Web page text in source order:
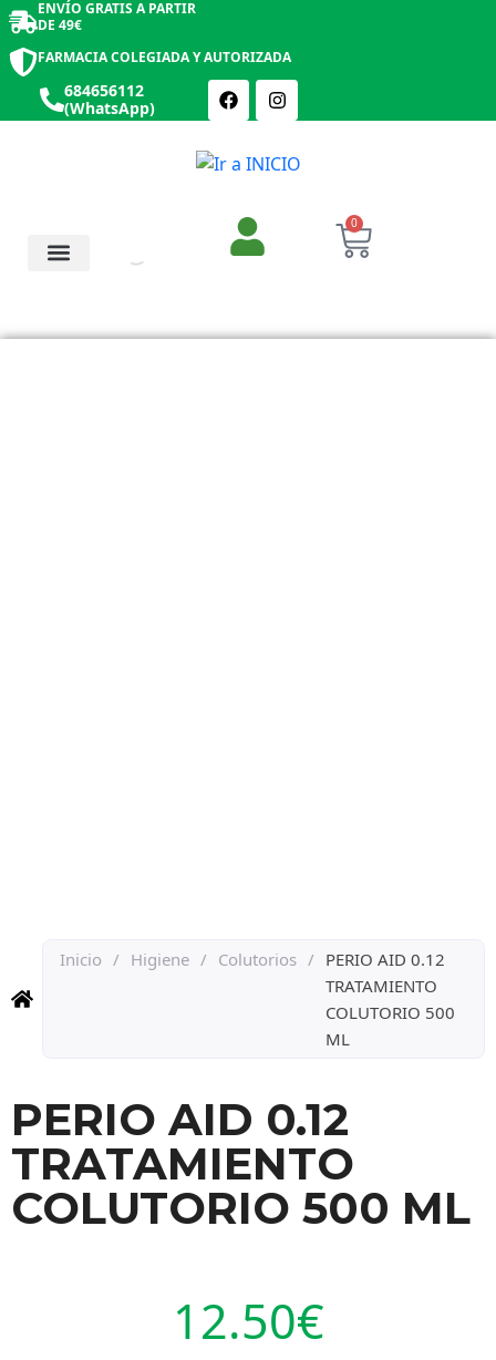
ENVÍO GRATIS A PARTIR
DE 49€
FARMACIA COLEGIADA Y AUTORIZADA
684656112
(WhatsApp)
0
Inicio / Higiene / Colutorios / PERIO AID 0.12
TRATAMIENTO
COLUTORIO 500
ML
PERIO AID 0.12
TRATAMIENTO
COLUTORIO 500 ML
12.50€